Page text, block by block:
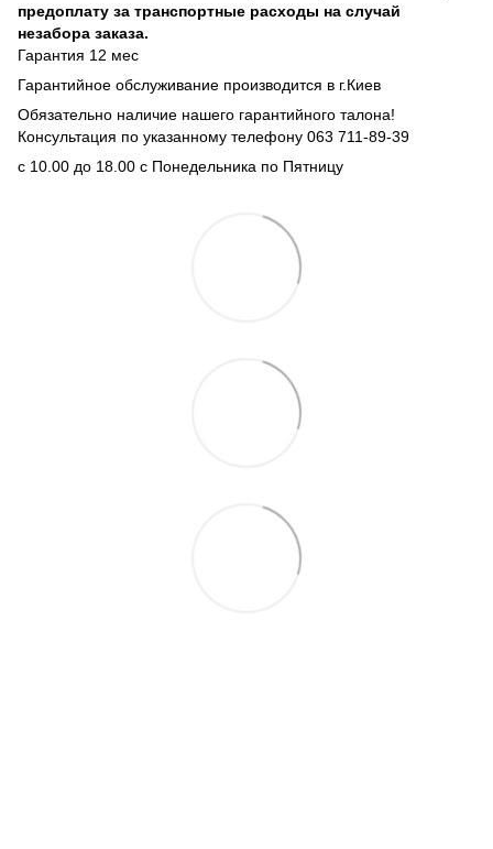
предоплату за транспортные расходы на случай
незабора заказа.
Гарантия 12 мес
Гарантийное обслуживание производится в г.Киев
Обязательно наличие нашего гарантийного талона!
Консультация по указанному телефону 063 711-89-39
с 10.00 до 18.00 с Понедельника по Пятницу